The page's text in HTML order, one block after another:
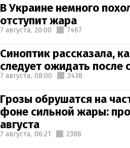
В Украине немного
отступит жара
7 августа, 20:00 7467
Синоптик рассказала,
следует ожидать после
7 августа, 08:00 2438
Грозы обрушатся на
фоне сильной жары:
августа
7 августа, 06:21 2388